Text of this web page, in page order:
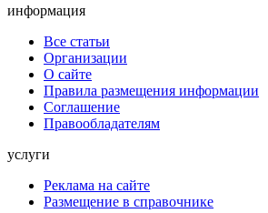
информация
Все статьи
Организации
О сайте
Правила размещения информации
Соглашение
Правообладателям
услуги
Реклама на сайте
Размещение в справочнике